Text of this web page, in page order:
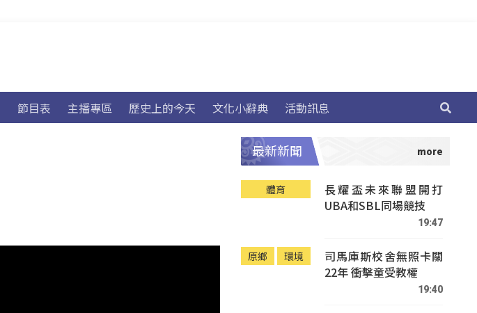
節目表 主播專區 歷史上的今天 文化小辭典 活動訊息
最新新聞
體育
長耀盃未來聯盟開打
UBA和SBL同場競技
19:47
原鄉 環境
司馬庫斯校舍無照卡關
22年 衝擊童受教權
19:40